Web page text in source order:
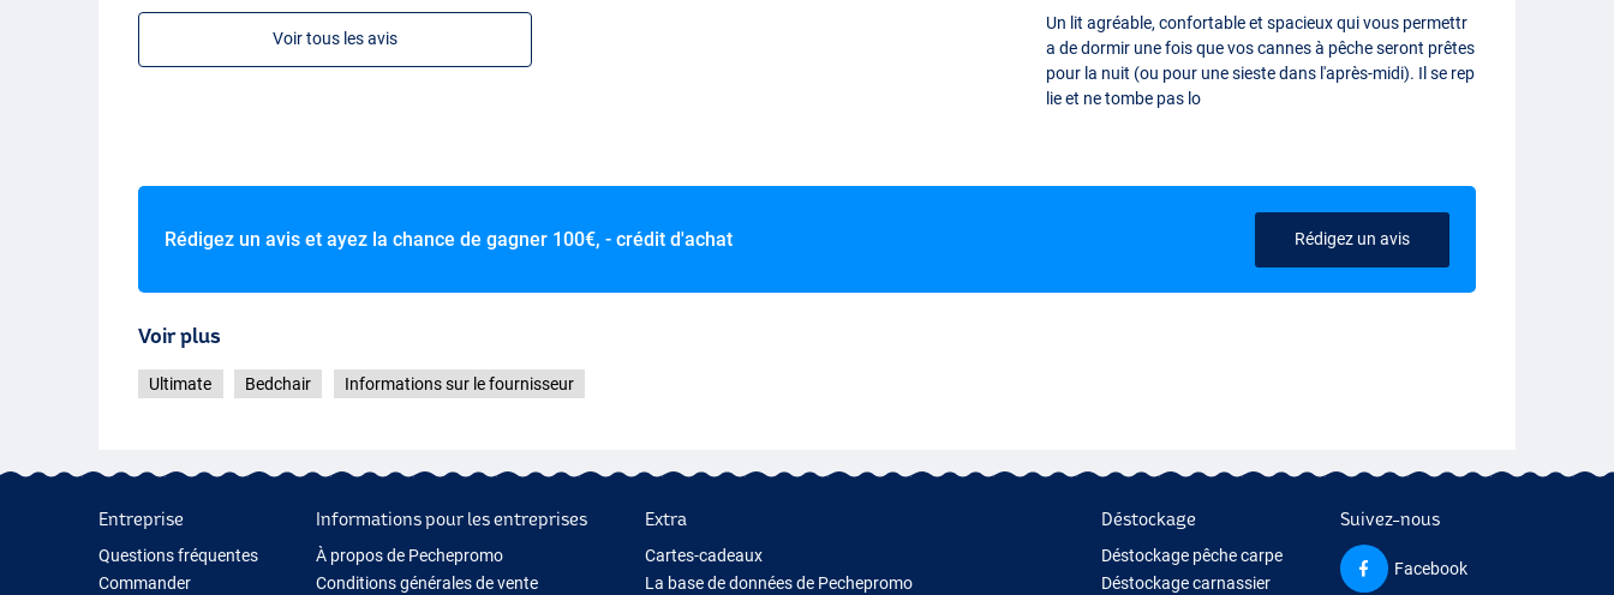
Voir tous les avis
Un lit agréable, confortable et spacieux qui vous permettr
a de dormir une fois que vos cannes à pêche seront prêtes
pour la nuit (ou pour une sieste dans l'après-midi). Il se rep
lie et ne tombe pas lo
Rédigez un avis et ayez la chance de gagner 100€, - crédit d'achat Rédigez un avis
Voir plus
Ultimate Bedchair Informations sur le fournisseur
Entreprise
Questions fréquentes
Commander
Informations pour les entreprises
À propos de Pechepromo
Conditions générales de vente
Extra
Cartes-cadeaux
La base de données de Pechepromo
Déstockage
Déstockage pêche carpe
Déstockage carnassier
Suivez-nous
Facebook